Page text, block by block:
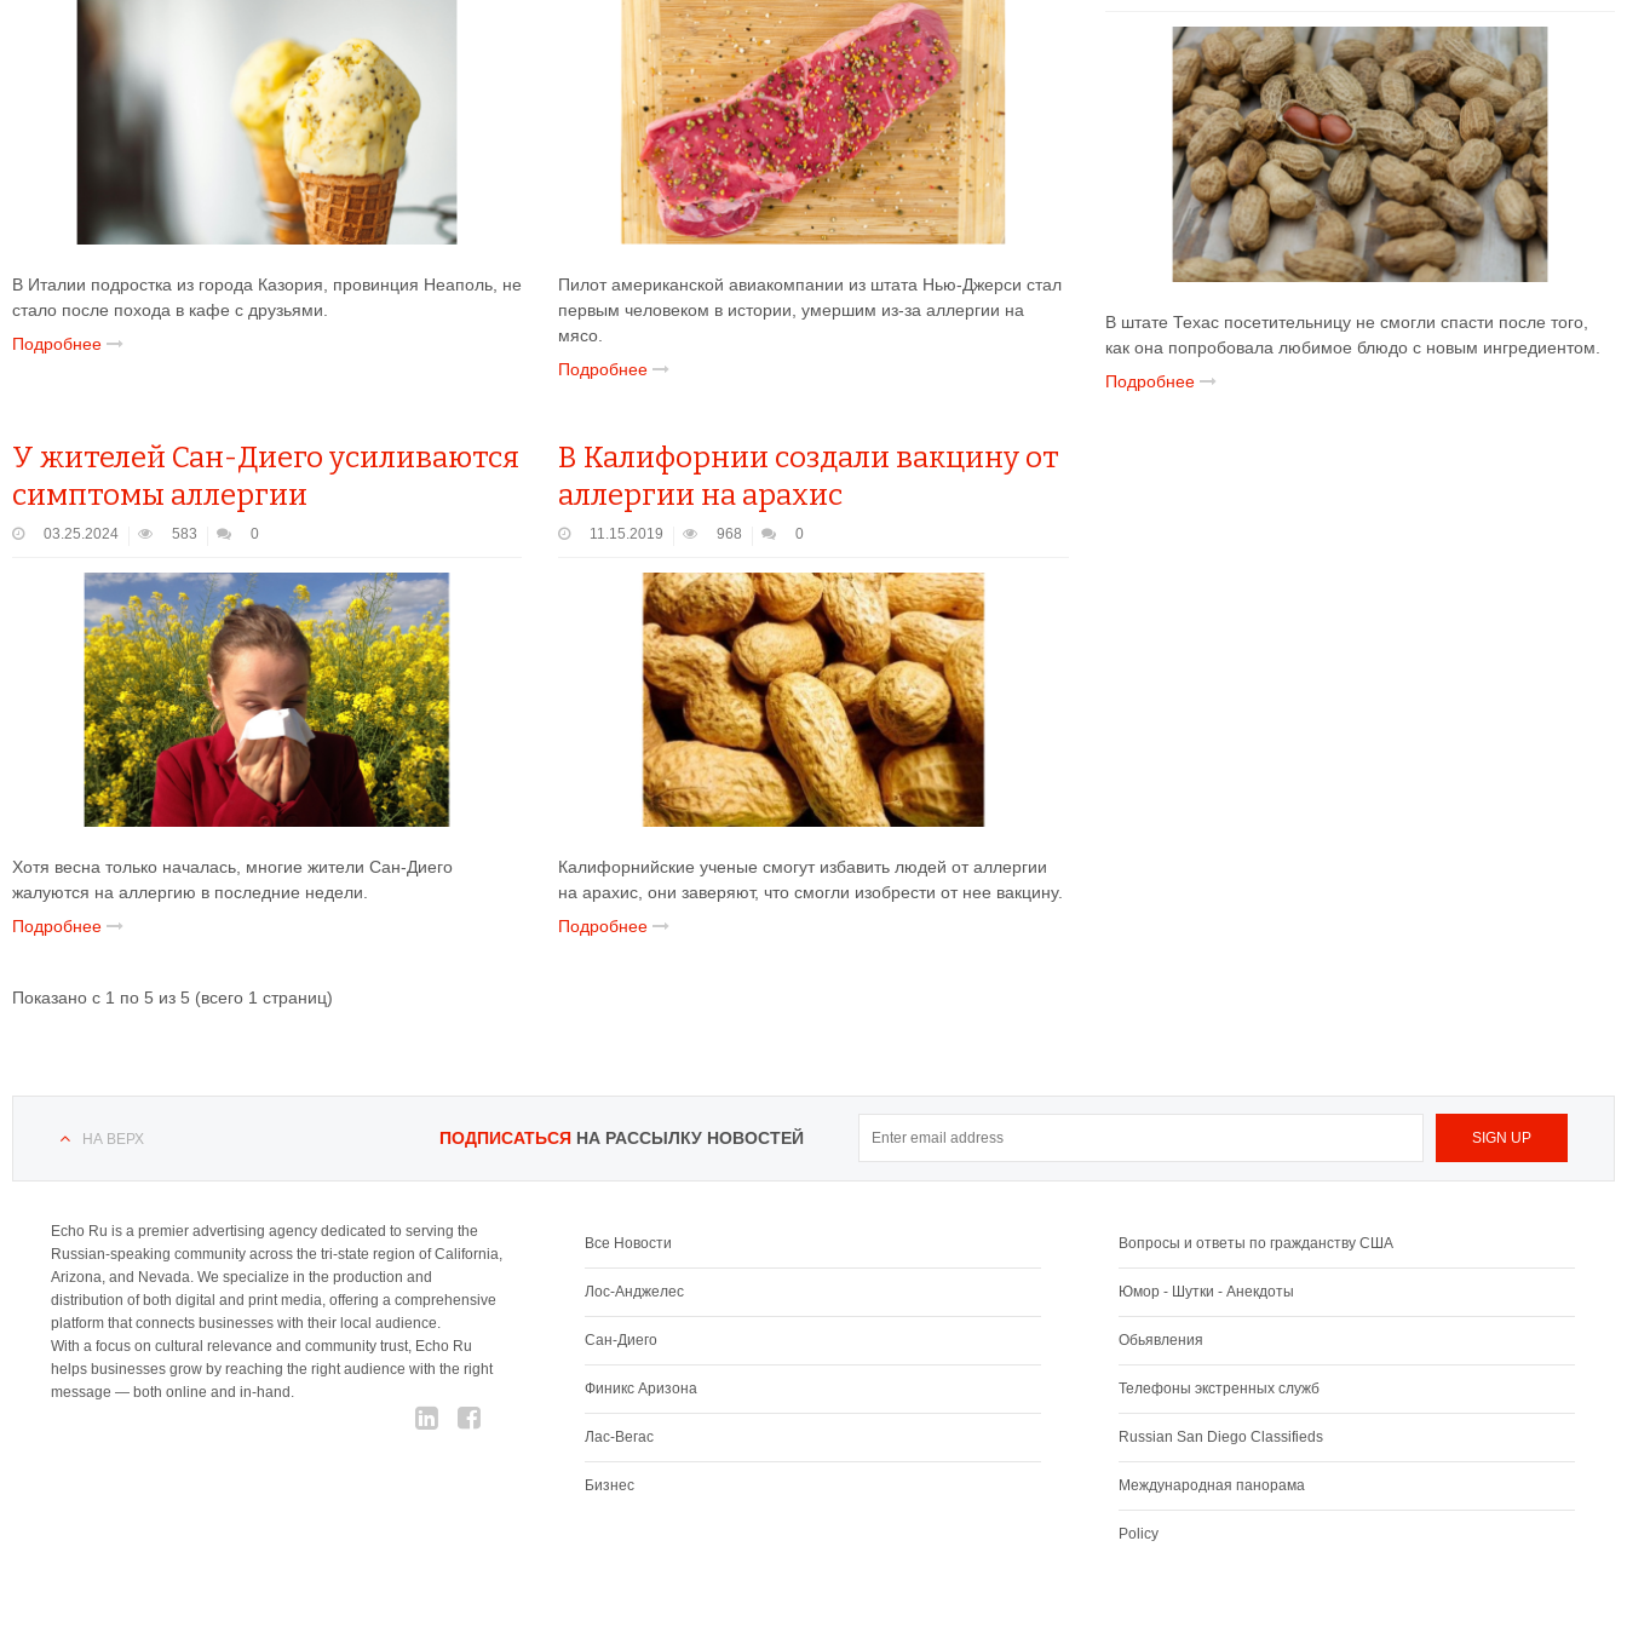
В Италии подростка из города Казория, провинция Неаполь, не
стало после похода в кафе с друзьями.
Подробнее
Пилот американской авиакомпании из штата Нью-Джерси стал
первым человеком в истории, умершим из-за аллергии на
мясо.
Подробнее
В штате Техас посетительницу не смогли спасти после того,
как она попробовала любимое блюдо с новым ингредиентом.
Подробнее
У жителей Сан-Диего усиливаются
симптомы аллергии
03.25.2024 583 0
Хотя весна только началась, многие жители Сан-Диего
жалуются на аллергию в последние недели.
Подробнее
В Калифорнии создали вакцину от
аллергии на арахис
11.15.2019 968 0
Калифорнийские ученые смогут избавить людей от аллергии
на арахис, они заверяют, что смогли изобрести от нее вакцину.
Подробнее
Показано с 1 по 5 из 5 (всего 1 страниц)
НА ВЕРХ ПОДПИСАТЬСЯНА РАССЫЛКУ НОВОСТЕЙ
Echo Ru is a premier advertising agency dedicated to serving the
Russian-speaking community across the tri-state region of California,
Arizona, and Nevada. We specialize in the production and
distribution of both digital and print media, offering a comprehensive
platform that connects businesses with their local audience.
With a focus on cultural relevance and community trust, Echo Ru
helps businesses grow by reaching the right audience with the right
message — both online and in-hand.
Все Новости
Лос-Анджелес
Сан-Диего
Финикс Аризона
Лас-Вегас
Бизнес
Вопросы и ответы по гражданству США
Юмор - Шутки - Анекдоты
Обьявления
Телефоны экстренных служб
Russian San Diego Classifieds
Международная панорама
Policy